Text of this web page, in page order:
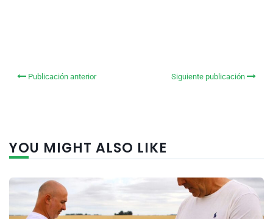
Publicación anterior Siguiente publicación
YOU MIGHT ALSO LIKE